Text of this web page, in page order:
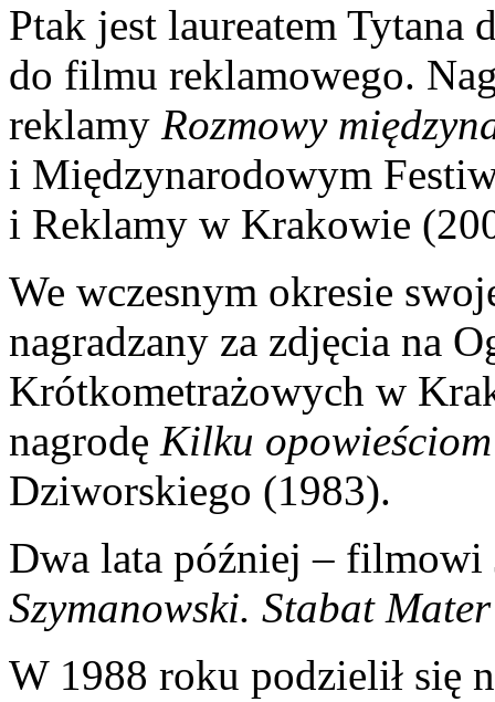
Ptak jest laureatem Tytana
do filmu reklamowego.
reklamy Rozmowy
i Międzynarodowym
i Reklamy w Krakowie
We wczesnym okresie
nagradzany za zdjęcia na
Krótkometrażowych w
nagrodę Kilku opowieściom
Dziworskiego (1983).
Dwa lata później –
Szymanowski. Stabat Mater
W 1988 roku podzielił się